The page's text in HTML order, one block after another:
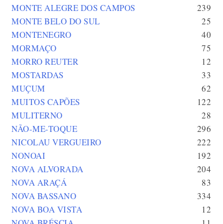
MONTE ALEGRE DOS CAMPOS
239
MONTE BELO DO SUL
25
MONTENEGRO
40
MORMAÇO
75
MORRO REUTER
12
MOSTARDAS
33
MUÇUM
62
MUITOS CAPÕES
122
MULITERNO
28
NÃO-ME-TOQUE
296
NICOLAU VERGUEIRO
222
NONOAI
192
NOVA ALVORADA
204
NOVA ARAÇÁ
83
NOVA BASSANO
334
NOVA BOA VISTA
12